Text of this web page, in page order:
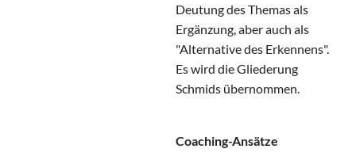
Deutung des Themas als
Ergänzung, aber auch als
"Alternative des Erkennens".
Es wird die Gliederung
Schmids übernommen.
Coaching-Ansätze